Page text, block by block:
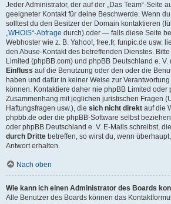
Jeder Administrator, der auf der „Das Team“-Seite
geeigneter Kontakt für deine Beschwerde. Wenn
solltest du den Besitzer der Domain kontaktieren
„WHOIS“-Abfrage durch) oder — falls diese Seite
Webhoster wie z. B. Yahoo!, free.fr, funpic.de usw.
den Abuse-Kontakt des betreffenden Dienstes.
Limited (phpBB.com) und phpBB Deutschland e. V.
Einfluss auf die Benutzung oder den oder die
haben und dafür in keiner Weise zur
können. Kontaktiere daher nie phpBB Limited oder
Zusammenhang mit jeglichen juristischen Fragen
Haftungsfragen usw.), die sich nicht direkt auf die
phpbb.de oder die phpBB-Software selbst
oder phpBB Deutschland e. V. E-Mails schreibst,
durch Dritte betreffen, so wirst du, wenn
Antwort erhalten.
Nach oben
Wie kann ich einen Administrator des Boards
Alle Benutzer des Boards können das